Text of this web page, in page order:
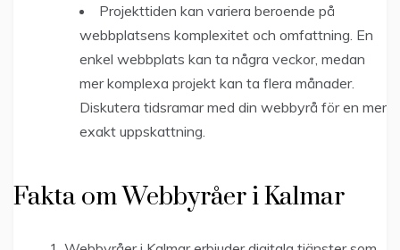
Projekttiden kan variera beroende på
webbplatsens komplexitet och omfattning. En
enkel webbplats kan ta några veckor, medan
mer komplexa projekt kan ta flera månader.
Diskutera tidsramar med din webbyrå för en mer
exakt uppskattning.
Fakta om Webbyråer i Kalmar